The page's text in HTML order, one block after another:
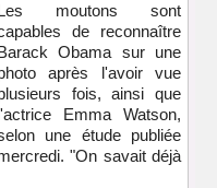
moutons sont
de reconnaître
Obama sur une
après l'avoir vue
fois, ainsi que
Emma Watson,
une étude publiée
"On savait déjà